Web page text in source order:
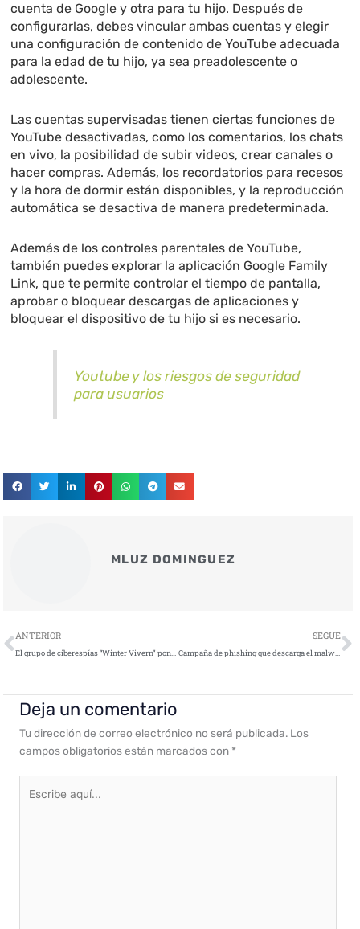
cuenta de Google y otra para tu hijo. Después de
configurarlas, debes vincular ambas cuentas y elegir
una configuración de contenido de YouTube adecuada
para la edad de tu hijo, ya sea preadolescente o
adolescente.
Las cuentas supervisadas tienen ciertas funciones de
YouTube desactivadas, como los comentarios, los chats
en vivo, la posibilidad de subir videos, crear canales o
hacer compras. Además, los recordatorios para recesos
y la hora de dormir están disponibles, y la reproducción
automática se desactiva de manera predeterminada.
Además de los controles parentales de YouTube,
también puedes explorar la aplicación Google Family
Link, que te permite controlar el tiempo de pantalla,
aprobar o bloquear descargas de aplicaciones y
bloquear el dispositivo de tu hijo si es necesario.
Youtube y los riesgos de seguridad
para usuarios
MLUZ DOMINGUEZ
Ant
ANTERIOR
El grupo de ciberespías “Winter Vivern” pone el foco en los gobiernos de países alineados con la OTAN
SEGUE
Campaña de phishing que descarga el malware Grandoreiro
Deja un comentario
Tu dirección de correo electrónico no será publicada. Los
campos obligatorios están marcados con *
aquí...